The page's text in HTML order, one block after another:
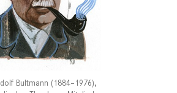
Bultmann (1884–1976),